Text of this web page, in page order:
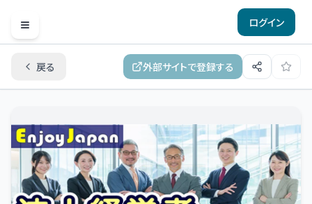
Open menu
ログイン
戻る 外部サイトで登録する